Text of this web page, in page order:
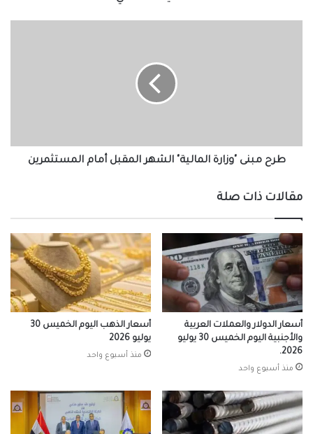
طرح مبنى "وزارة المالية" الشهر المقبل أمام المستثمرين
مقالات ذات صلة
أسعار الدولار والعملات العربية
والأجنبية اليوم الخميس 30 يوليو
2026.
منذ أسبوع واحد
أسعار الذهب اليوم الخميس 30
يوليو 2026
منذ أسبوع واحد